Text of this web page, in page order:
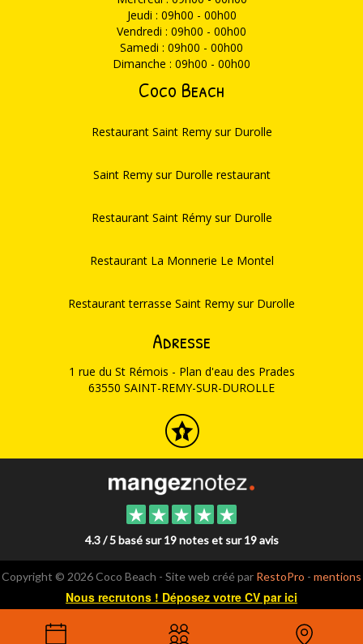
Jeudi : 09h00 - 00h00
Vendredi : 09h00 - 00h00
Samedi : 09h00 - 00h00
Dimanche : 09h00 - 00h00
Coco Beach
Restaurant Saint Remy sur Durolle
Saint Remy sur Durolle restaurant
Restaurant Saint Rémy sur Durolle
Restaurant La Monnerie Le Montel
Restaurant terrasse Saint Remy sur Durolle
Adresse
1 rue du St Rémois - Plan d'eau des Prades
63550 SAINT-REMY-SUR-DUROLLE
4.3 / 5 basé sur 19 notes et sur 19 avis
Copyright © 2026 Coco Beach - Site web créé par RestoPro - mentions
légales
Nous recrutons ! Déposez votre CV par ici